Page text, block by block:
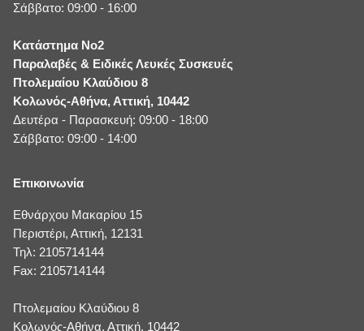
Σάββατο: 09:00 - 16:00
Κατάστημα No2
Παραλαβές & Ειδικές Λευκές Συσκευές
Πτολεμαίου Κλαύδιου 8
Κολωνός-Αθήνα, Αττική, 10442
Δευτέρα - Παρασκευή: 09:00 - 18:00
Σάββατο: 09:00 - 14:00
Επικοινωνία
Εθνάρχου Μακαρίου 15
Περιστέρι, Αττική, 12131
Τηλ: 2105714144
Fax: 2105714144
Πτολεμαίου Κλαύδιου 8
Κολωνός-Αθήνα, Αττική, 10442